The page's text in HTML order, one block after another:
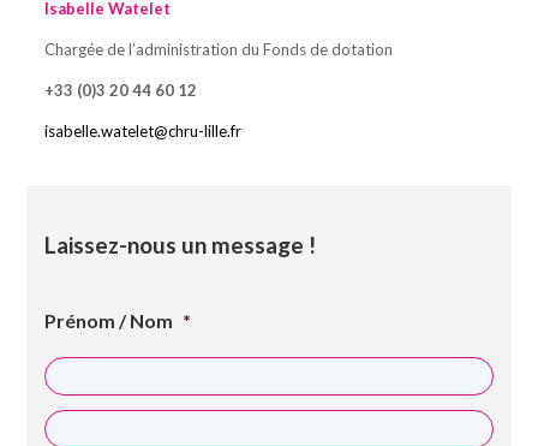
Isabelle Watelet
Chargée de l’administration du Fonds de dotation
+33 (0)3 20 44 60 12
isabelle.watelet@chru-lille.fr
Laissez-nous un message !
Prénom / Nom *
Prénom